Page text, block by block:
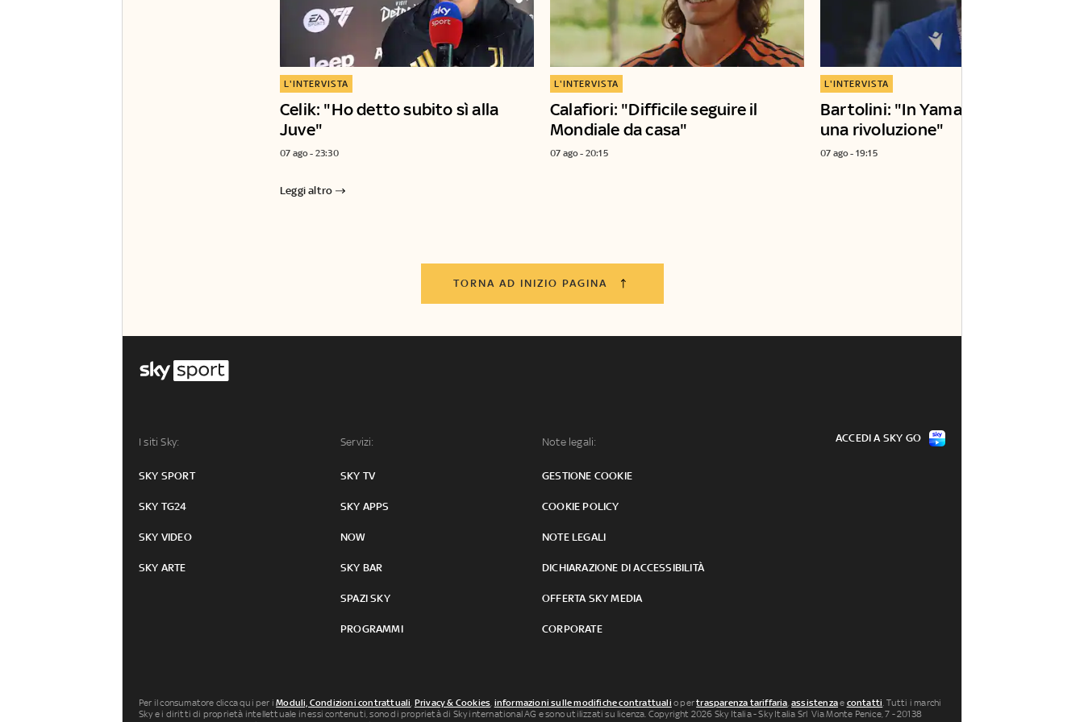
Celik: "Ho detto subito sì alla
Juve"
L'INTERVISTA
07 ago - 23:30
Calafiori: "Difficile seguire il
Mondiale da casa"
L'INTERVISTA
07 ago - 20:15
Bartolini: "In Yamaha è in corso
una rivoluzione"
L'INTERVISTA
07 ago - 19:15
Leggi altro
TORNA AD INIZIO PAGINA
I siti Sky:
SKY SPORT
SKY TG24
SKY VIDEO
SKY ARTE
Servizi:
SKY TV
SKY APPS
NOW
SKY BAR
SPAZI SKY
PROGRAMMI
Note legali:
GESTIONE COOKIE
COOKIE POLICY
NOTE LEGALI
DICHIARAZIONE DI ACCESSIBILITÀ
OFFERTA SKY MEDIA
CORPORATE
ACCEDI A SKY GO
Per il consumatore clicca qui per iModuli, Condizioni contrattuali, Privacy & Cookies, informazioni sulle modifiche contrattuali o pertrasparenza tariffaria,assistenzae contatti. Tutti i marchi
Sky e i diritti di proprietà intellettuale in essi contenuti, sono di proprietà di Sky international AG e sono utilizzati su licenza. Copyright 2026 Sky Italia - Sky Italia Srl Via Monte Penice, 7 - 20138